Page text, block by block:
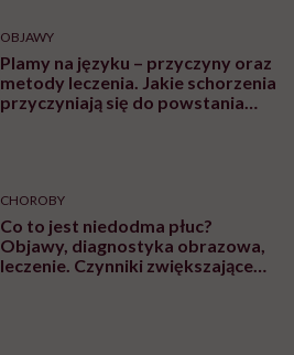
OBJAWY
Plamy na języku – przyczyny oraz
metody leczenia. Jakie schorzenia
przyczyniają się do powstania
CHOROBY
Co to jest niedodma płuc?
Objawy, diagnostyka obrazowa,
leczenie. Czynniki zwiększające